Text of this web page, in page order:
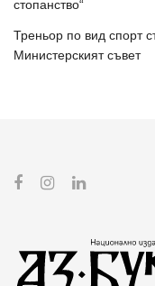
стопанство“
Треньор по вид спорт
Министерският съвет